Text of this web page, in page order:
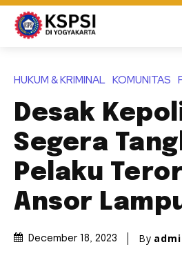
HUKUM & KRIMINAL KOMUNITAS
Desak
Segera
Pelaku
Ansor
December 18, 2023 By